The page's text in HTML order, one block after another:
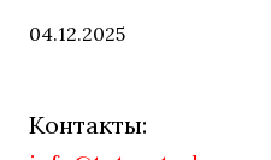
04.12.2025
Контакты: